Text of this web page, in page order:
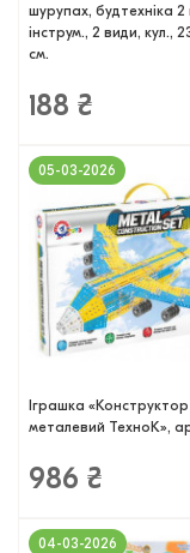
шурупах, будтехніка 2
інструм., 2 види, кул.,
см.
188 ₴
Іграшка «Конструктор
металевий ТехноК»,
986 ₴
05-03-2026
04-03-2026